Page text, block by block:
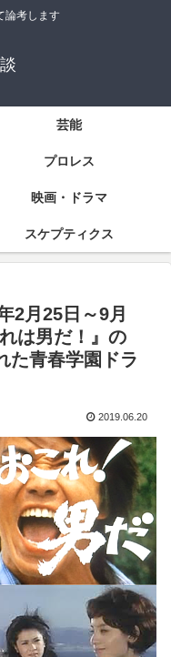
論考します
芸能
プロレス
映画・ドラマ
スケプティクス
2月25日～9月
は男だ！』の
た青春学園ドラ
2019.06.20